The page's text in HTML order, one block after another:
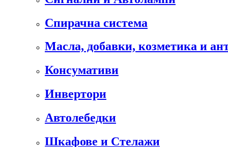
Спирачна система
Масла, добавки, козметика и
Консумативи
Инвертори
Автолебедки
Шкафове и Стелажи